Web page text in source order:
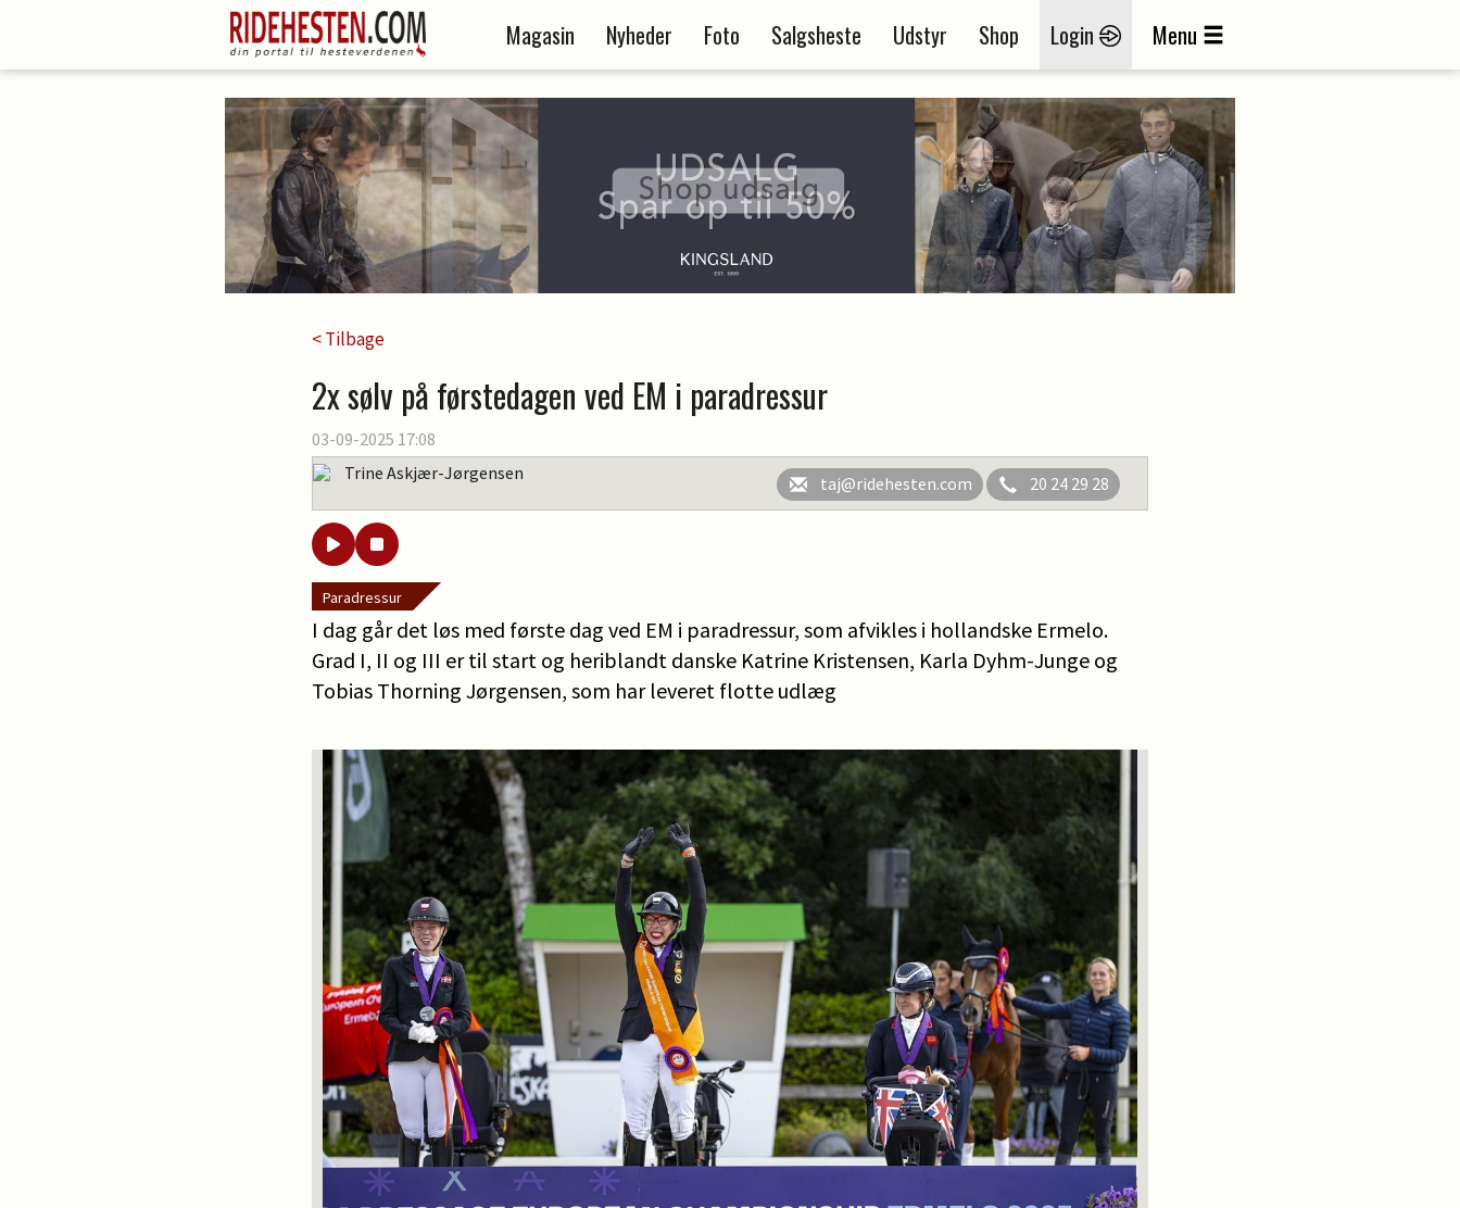
Magasin Nyheder Foto Salgsheste Udstyr Shop Login Menu
< Tilbage
2x sølv på førstedagen ved EM i paradressur
03-09-2025 17:08
Trine Askjær-Jørgensen
taj@ridehesten.com 20 24 29 28
Paradressur
I dag går det løs med første dag ved EM i paradressur, som afvikles i hollandske Ermelo.
Grad I, II og III er til start og heriblandt danske Katrine Kristensen, Karla Dyhm-Junge og
Tobias Thorning Jørgensen, som har leveret flotte udlæg